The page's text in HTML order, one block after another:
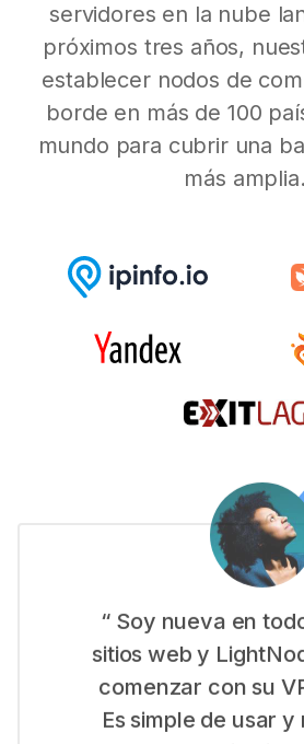
servidores en la nube
próximos tres años,
establecer nodos de
borde en más de 100
mundo para cubrir una
más amplia.
“ Soy nueva en
sitios web y
comenzar con su
Es simple de usar y